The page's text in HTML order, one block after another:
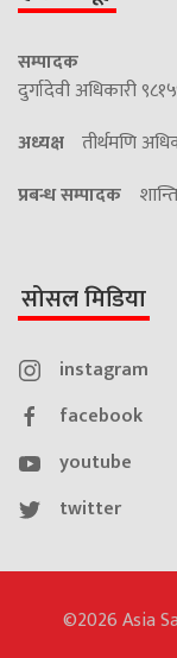
सम्पादक
दुर्गादेवी अधिकारी
अध्यक्ष तीर्थमणि
प्रबन्ध सम्पादक
सोसल मिडिया
instagram
facebook
youtube
twitter
©2026 Asia